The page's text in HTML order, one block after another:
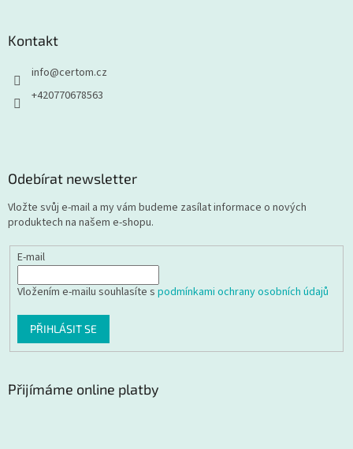
Kontakt
info@certom.cz
+420770678563
Odebírat newsletter
Vložte svůj e-mail a my vám budeme zasílat informace o nových
produktech na našem e-shopu.
E-mail
Vložením e-mailu souhlasíte s podmínkami ochrany osobních údajů
PŘIHLÁSIT SE
Přijímáme online platby